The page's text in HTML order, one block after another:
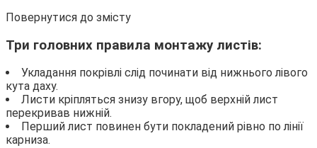
Повернутися до змісту
Три головних правила монтажу листів:
Укладання покрівлі слід починати від нижнього лівого
кута даху.
Листи кріпляться знизу вгору, щоб верхній лист
перекривав нижній.
Перший лист повинен бути покладений рівно по лінії
карниза.